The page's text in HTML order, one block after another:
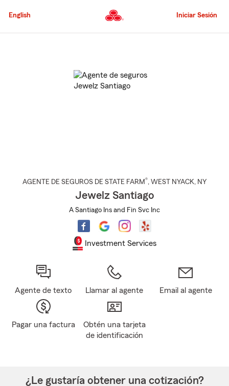
al
principal
English Iniciar Sesión
AGENTE DE SEGUROS DE STATE FARM®, WEST NYACK, NY
Jewelz Santiago
A Santiago Ins and Fin Svc Inc
Investment Services
Agente de texto Llamar al agente Email al agente
Pagar una factura
Obtén una tarjeta
de identificación
¿Le gustaría obtener una cotización?